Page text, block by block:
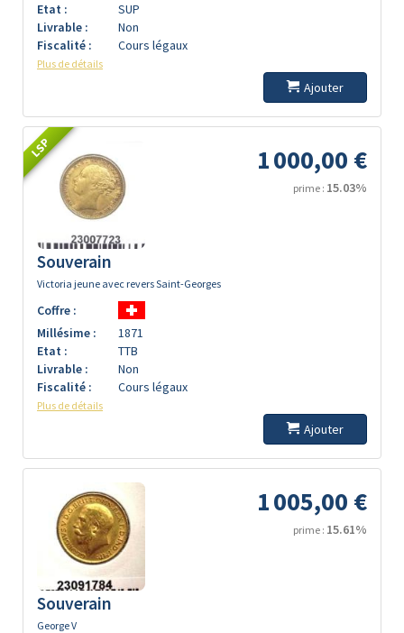
Etat :
SUP
Livrable :
Non
Fiscalité :
Cours légaux
Plus de détails
Ajouter
LSP 1 000,00 €
prime : 15.03%
Souverain
Victoria jeune avec revers Saint-Georges
Coffre :
Millésime :
1871
Etat :
TTB
Livrable :
Non
Fiscalité :
Cours légaux
Plus de détails
Ajouter
1 005,00 €
prime : 15.61%
Souverain
George V